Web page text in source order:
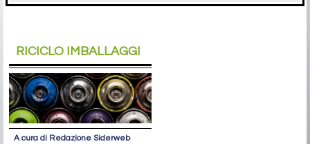
RICICLO IMBALLAGGI
A cura di Redazione Siderweb